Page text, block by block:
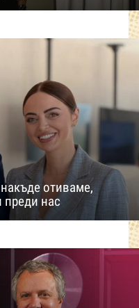
отиваме,
преди нас